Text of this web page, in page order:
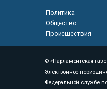
Политика
Общество
Происшествия
© «Парламентская
Электронное
Федеральной службе